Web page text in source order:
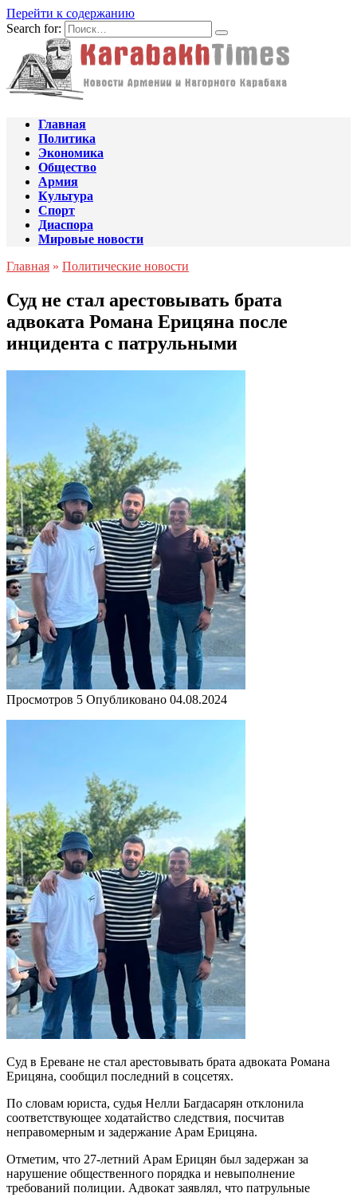
Перейти к содержанию
Search for:
Главная
Политика
Экономика
Общество
Армия
Культура
Спорт
Диаспора
Мировые новости
Главная » Политические новости
Суд не стал арестовывать брата
адвоката Романа Ерицяна после
инцидента с патрульными
Просмотров 5 Опубликовано 04.08.2024
Суд в Ереване не стал арестовывать брата адвоката Романа
Ерицяна, сообщил последний в соцсетях.
По словам юриста, судья Нелли Багдасарян отклонила
соответствующее ходатайство следствия, посчитав
неправомерным и задержание Арам Ерицяна.
Отметим, что 27-летний Арам Ерицян был задержан за
нарушение общественного порядка и невыполнение
требований полиции. Адвокат заявлял, что патрульные